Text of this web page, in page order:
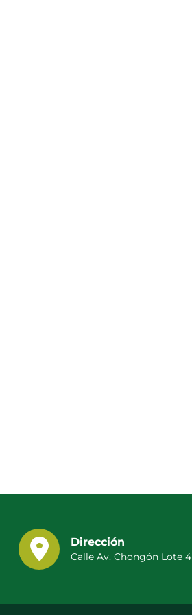
Dirección
Calle Av. Chongón Lote 4